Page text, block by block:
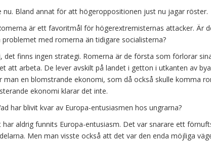
nu. Bland annat för att högeroppositionen just nu jagar röster.
är ett favoritmål för högerextremisternas attacker. Är
problemet med romerna än tidigare socialisterna?
det finns ingen strategi. Romerna är de första som förlorar
att arbeta. De lever avskilt på landet i getton i utkanten av
man en blomstrande ekonomi, som då också skulle komma
ekonomi klarar det inte.
har blivit kvar av Europa-entusiasmen hos ungrarna?
har aldrig funnits Europa-entusiasm. Det var snarare ett
Men man visste också att det var den enda möjliga